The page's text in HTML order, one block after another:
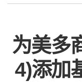
为美多
4)添加